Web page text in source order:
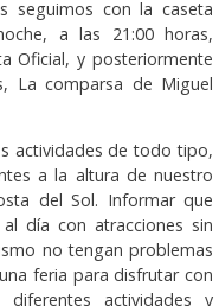
seguimos con la caseta
a las 21:00 horas,
Oficial, y posteriormente
La comparsa de Miguel
actividades de todo tipo,
a la altura de nuestro
del Sol. Informar que
día con atracciones sin
no tengan problemas
feria para disfrutar con
actividades y